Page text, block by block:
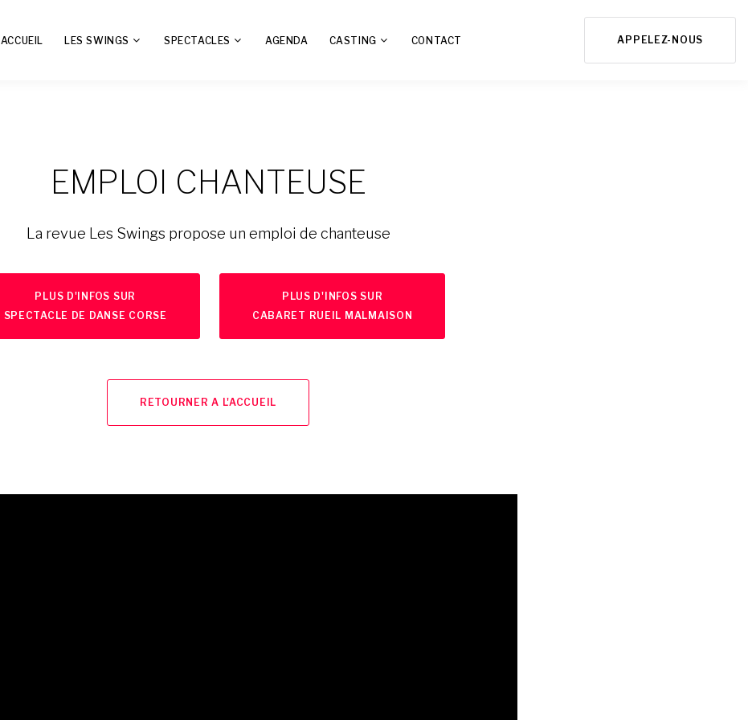
APPELEZ-NOUS
ACCUEIL LES SWINGS SPECTACLES AGENDA CASTING CONTACT
EMPLOI CHANTEUSE
La revue Les Swings propose un emploi de chanteuse
PLUS D'INFOS SUR
SPECTACLE DE DANSE CORSE
PLUS D'INFOS SUR
CABARET RUEIL MALMAISON
RETOURNER A L'ACCUEIL